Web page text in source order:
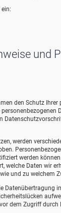
und
den Schutz
werden
werden
welche Daten wir
und zu welchem
Datenübertragung
dem Zugriff